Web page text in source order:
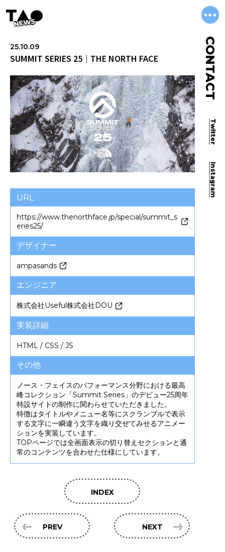
NEWS
CONTACT
Twitter
Instagram
25.10.09
SUMMIT SERIES 25｜THE NORTH FACE
URL
https://www.thenorthface.jp/special/summit_s
eries25/
デザイナー
ampasands
エンジニア
株式会社Useful株式会社DOU
実装詳細
HTML / CSS / JS
その他
ノース・フェイスのパフォーマンス分野における最高
峰コレクション「Summit Series」のデビュー25周年
特設サイトの制作に関わらせていただきました。
特徴はタイトルやメニュー名等にスクランブルで表示
する文字に一瞬違う文字を織り交ぜてみせるアニメー
ションを実装しています。
TOPページでは全画面表示の切り替えセクションと通
常のコンテンツを合わせた仕様にしています。
INDEX
PREV NEXT